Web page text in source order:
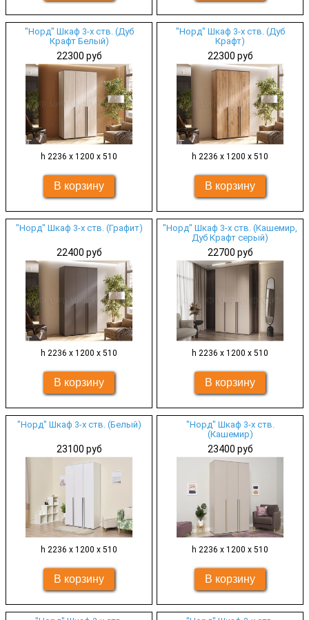
"Норд" Шкаф 3-х ств. (Дуб
Крафт Белый)
22300 руб
h 2236 х 1200 х 510
"Норд" Шкаф 3-х ств. (Дуб
Крафт)
22300 руб
h 2236 х 1200 х 510
"Норд" Шкаф 3-х ств. (Графит)
22400 руб
h 2236 х 1200 х 510
"Норд" Шкаф 3-х ств. (Кашемир,
Дуб Крафт серый)
22700 руб
h 2236 х 1200 х 510
"Норд" Шкаф 3-х ств. (Белый)
23100 руб
h 2236 х 1200 х 510
"Норд" Шкаф 3-х ств.
(Кашемир)
23400 руб
h 2236 х 1200 х 510